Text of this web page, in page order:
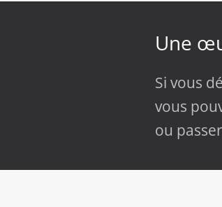
Une
Si vous
vous
ou